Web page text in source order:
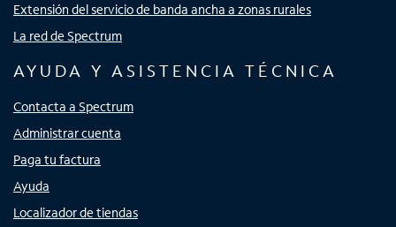
Extensión del servicio de banda ancha a zonas rurales
La red de Spectrum
AYUDA Y ASISTENCIA TÉCNICA
Contacta a Spectrum
Administrar cuenta
Paga tu factura
Ayuda
Localizador de tiendas